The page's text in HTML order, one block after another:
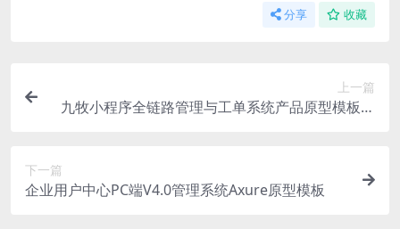
分享 收藏
上一篇
九牧小程序全链路管理与工单系统产品原型模板案
下一篇
企业用户中心PC端V4.0管理系统Axure原型模板